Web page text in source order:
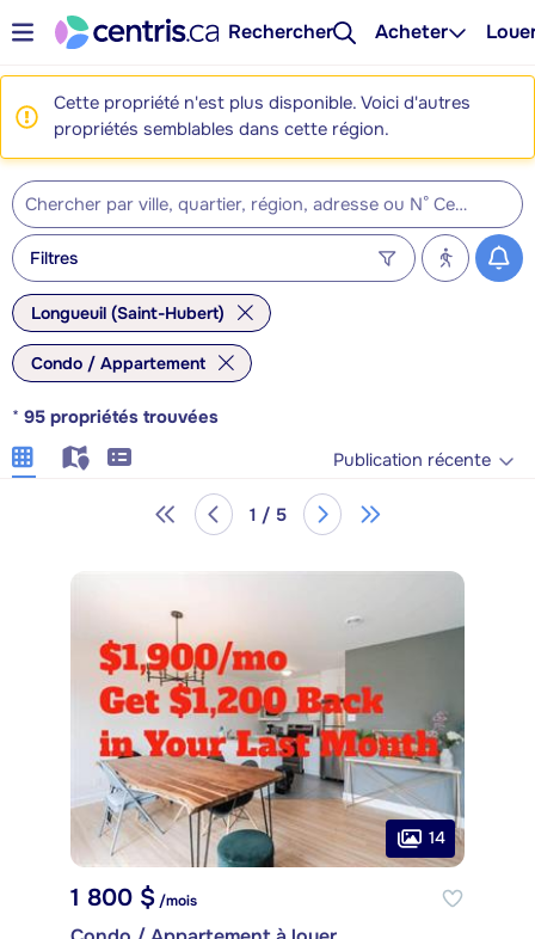
Rechercher Acheter
Cette propriété n'est plus disponible. Voici d'autres
propriétés semblables dans cette région.
Filtres
Longueuil (Saint-Hubert)
Condo / Appartement
* 95 propriétés trouvées
Publication récente
1 / 5
14
1 800 $ /mois